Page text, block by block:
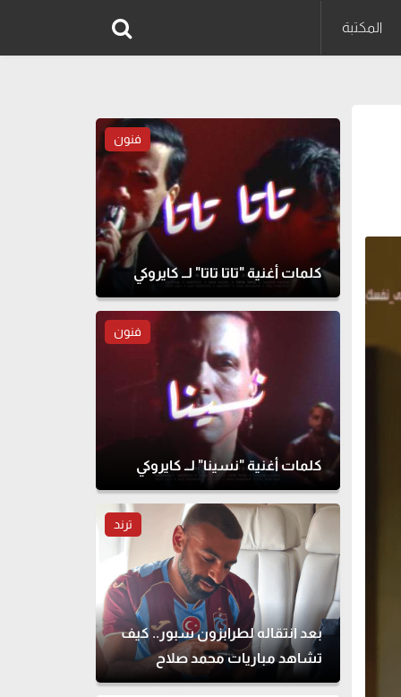
المكتبة
فنون
كلمات أغنية "تاتا تاتا" لــ كايروكي
فنون
كلمات أغنية "نسينا" لــ كايروكي
ترند
بعد انتقاله لطرابزون سبور.. كيف
تشاهد مباريات محمد صلاح
بالدوري التركي؟